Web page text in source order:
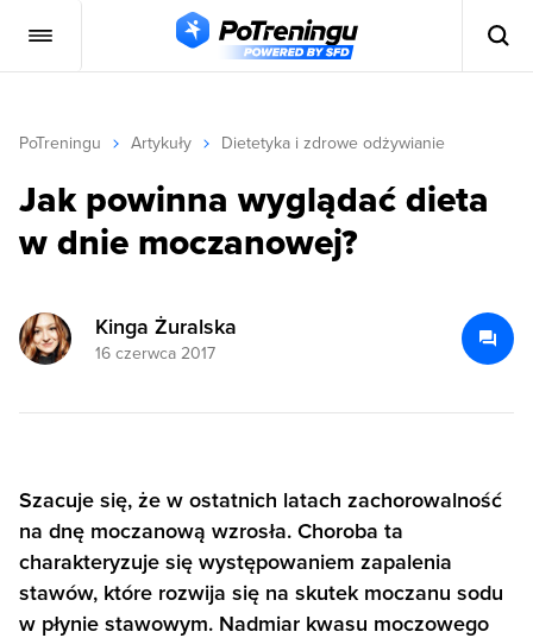
PoTreningu Artykuły Dietetyka i zdrowe odżywianie
Jak powinna wyglądać dieta
w dnie moczanowej?
Kinga Żuralska
16 czerwca 2017
Szacuje się, że w ostatnich latach zachorowalność
na dnę moczanową wzrosła. Choroba ta
charakteryzuje się występowaniem zapalenia
stawów, które rozwija się na skutek moczanu sodu
w płynie stawowym. Nadmiar kwasu moczowego